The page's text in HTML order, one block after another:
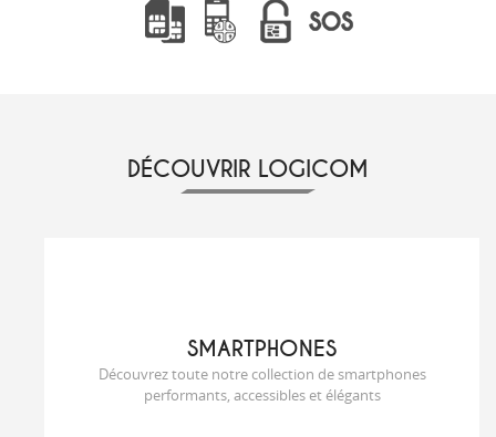
DÉCOUVRIR LOGICOM
SMARTPHONES
Découvrez toute notre collection de smartphones
performants, accessibles et élégants